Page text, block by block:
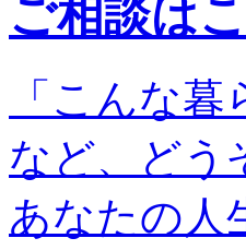
ご相談は
「こんな
など、どう
あなたの人